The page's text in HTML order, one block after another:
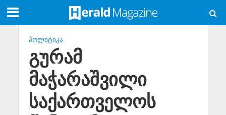
ᲞᲝᲚᲘᲢᲘᲙᲐ
გურამ
მაჭარაშვილი
საქართველოს